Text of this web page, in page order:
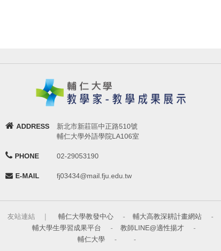
ADDRESS
新北市新莊區中正路510號
輔仁大學外語學院LA106室
PHONE 02-29053190
E-MAIL fj03434@mail.fju.edu.tw
友站連結 ｜ 輔仁大學教發中心 - 輔大高教深耕計畫網站
-
輔大學生學習成果平台
- 教師LINE@適性揚才
-
輔仁大學
- -